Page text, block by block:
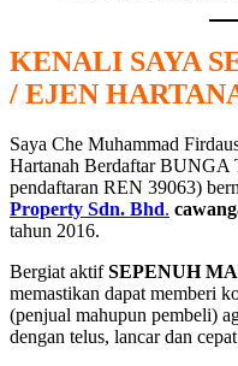
KENALI SAYA
/ EJEN
Saya Che Muhammad
Hartanah Berdaftar
pendaftaran REN 39063)
Property Sdn. Bhd.
tahun 2016.
Bergiat aktifSEPENUH
memastikan dapat memberi
(penjual mahupun pembeli)
dengan telus, lancar dan